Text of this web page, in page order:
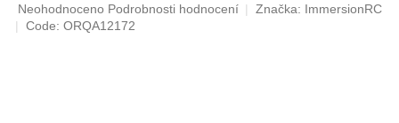
Průměrné
hodnocení
Neohodnoceno Podrobnosti hodnocení Značka: ImmersionRC
Code: ORQA12172